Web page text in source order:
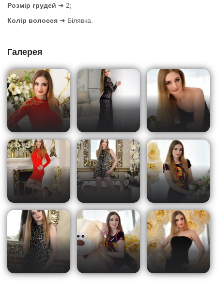
Розмір грудей ➜ 2;
Колір волосся ➜ Білявка.
Галерея